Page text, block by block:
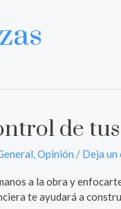
de
,Opinión / Deja un
a la obra y
te ayudará a